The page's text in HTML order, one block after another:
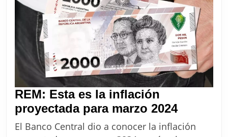
REM: Esta es la inflación
proyectada para marzo 2024REM:
Esta
El Banco Central dio a conocer la inflación